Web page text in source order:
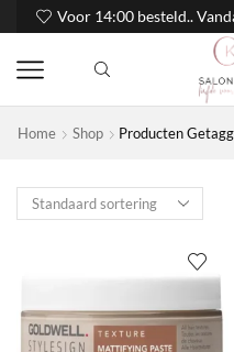
Voor 14:00 besteld..
Home Shop Producten